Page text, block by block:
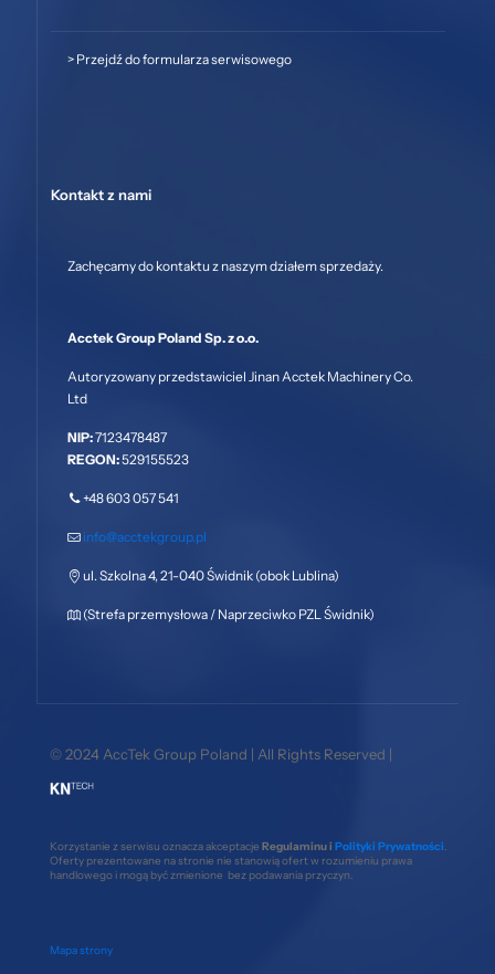
> Przejdź do formularza serwisowego
Kontakt z nami
Zachęcamy do kontaktu z naszym działem sprzedaży.
Acctek Group Poland Sp. z o.o.
Autoryzowany przedstawiciel Jinan Acctek Machinery Co.
Ltd
NIP:7123478487
REGON:529155523
+48 603 057 541
info@acctekgroup.pl
ul. Szkolna 4, 21-040 Świdnik (obok Lublina)
(Strefa przemysłowa / Naprzeciwko PZL Świdnik)
© 2024 AccTek Group Poland | All Rights Reserved |
Korzystanie z serwisu oznacza akceptacje Regulaminu i Polityki Prywatności
Oferty prezentowane na stronie nie stanowią ofert w rozumieniu prawa
handlowego i mogą być zmienione bez podawania przyczyn.
Mapa strony